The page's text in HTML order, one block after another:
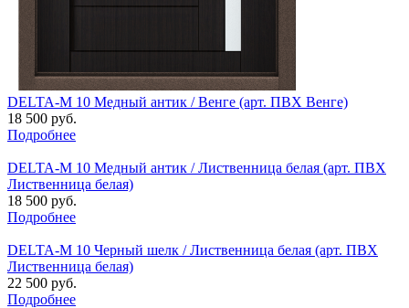
DELTA-M 10 Медный антик / Венге (арт. ПВХ Венге)
18 500 руб.
Подробнее
DELTA-M 10 Медный антик / Лиственница белая (арт. ПВХ
Лиственница белая)
18 500 руб.
Подробнее
DELTA-M 10 Черный шелк / Лиственница белая (арт. ПВХ
Лиственница белая)
22 500 руб.
Подробнее